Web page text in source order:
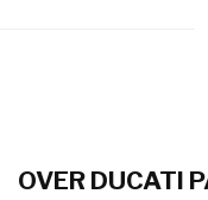
OVER DUCATI